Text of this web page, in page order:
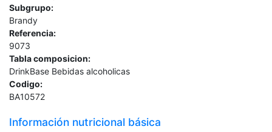
Subgrupo:
Brandy
Referencia:
9073
Tabla composicion:
DrinkBase Bebidas alcoholicas
Codigo:
BA10572
Información nutricional básica